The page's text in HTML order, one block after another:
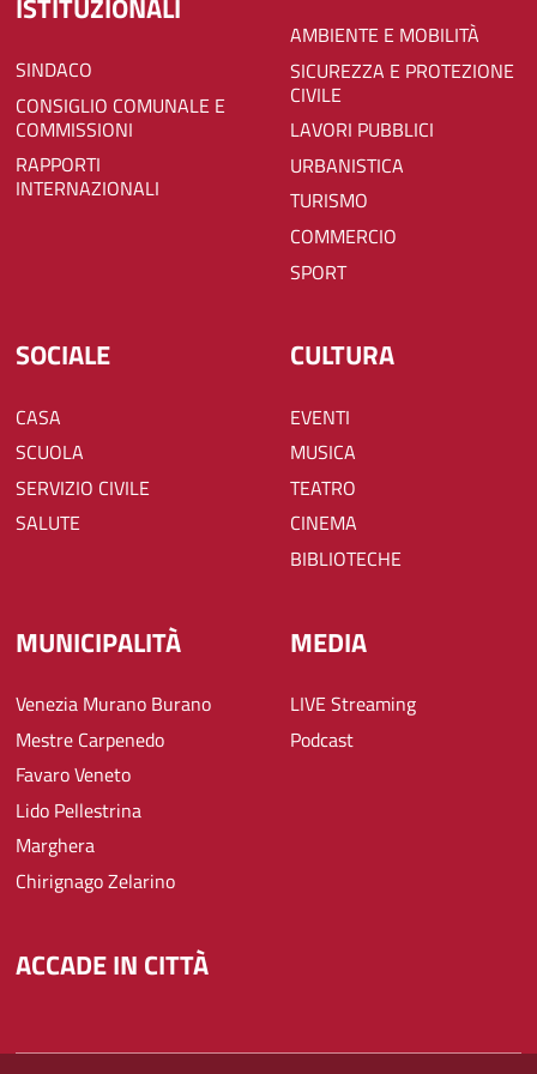
SINDACO
CONSIGLIO COMUNALE E
COMMISSIONI
RAPPORTI
INTERNAZIONALI
AMBIENTE E MOBILITÀ
SICUREZZA E PROTEZIONE
CIVILE
LAVORI PUBBLICI
URBANISTICA
TURISMO
COMMERCIO
SPORT
SOCIALE
CASA
SCUOLA
SERVIZIO CIVILE
SALUTE
CULTURA
EVENTI
MUSICA
TEATRO
CINEMA
BIBLIOTECHE
MUNICIPALITÀ
Venezia Murano Burano
Mestre Carpenedo
Favaro Veneto
Lido Pellestrina
Marghera
Chirignago Zelarino
MEDIA
LIVE Streaming
Podcast
ACCADE IN CITTÀ